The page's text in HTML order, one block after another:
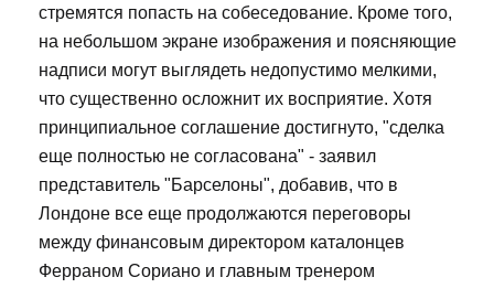
стремятся попасть на собеседование. Кроме того,
на небольшом экране изображения и поясняющие
надписи могут выглядеть недопустимо мелкими,
что существенно осложнит их восприятие. Хотя
принципиальное соглашение достигнуто, "сделка
еще полностью не согласована" - заявил
представитель "Барселоны", добавив, что в
Лондоне все еще продолжаются переговоры
между финансовым директором каталонцев
Ферраном Сориано и главным тренером